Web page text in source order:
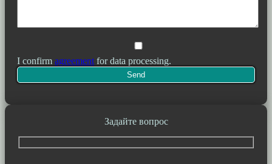
I confirm agreement for data processing.
Задайте вопрос